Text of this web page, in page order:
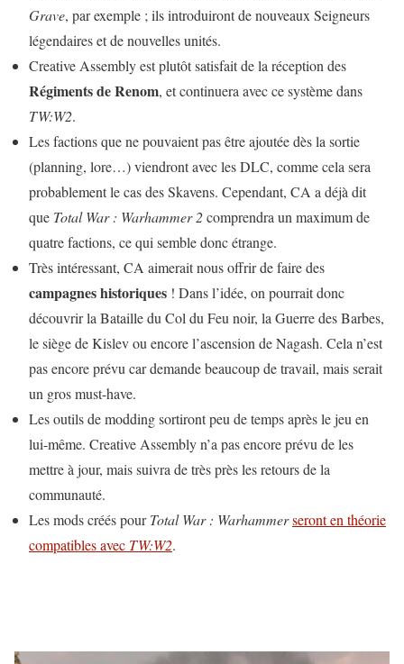
Grave, par exemple ; ils introduiront de nouveaux Seigneurs
légendaires et de nouvelles unités.
Creative Assembly est plutôt satisfait de la réception des
Régiments de Renom, et continuera avec ce système dans
TW:W2.
Les factions que ne pouvaient pas être ajoutée dès la sortie
(planning, lore…) viendront avec les DLC, comme cela sera
probablement le cas des Skavens. Cependant, CA a déjà dit
que Total War : Warhammer 2comprendra un maximum de
quatre factions, ce qui semble donc étrange.
Très intéressant, CA aimerait nous offrir de faire des
campagnes historiques ! Dans l’idée, on pourrait donc
découvrir la Bataille du Col du Feu noir, la Guerre des Barbes,
le siège de Kislev ou encore l’ascension de Nagash. Cela n’est
pas encore prévu car demande beaucoup de travail, mais serait
un gros must-have.
Les outils de modding sortiront peu de temps après le jeu en
lui-même. Creative Assembly n’a pas encore prévu de les
mettre à jour, mais suivra de très près les retours de la
communauté.
Les mods créés pourTotal War : Warhammerseront en théorie
compatibles avec TW:W2.